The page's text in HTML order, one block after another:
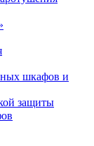
шкафов и
защиты